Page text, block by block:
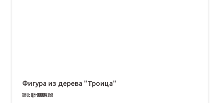
Фигура из дерева "Троица"
SKU:ЦБ-00004158